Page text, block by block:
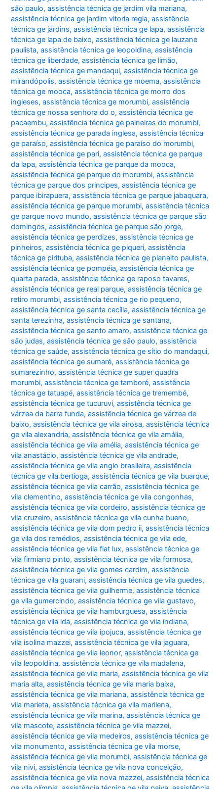
são paulo,assistência técnica ge jardim vila mariana,
assistência técnica ge jardim vitoria regia,assistência
técnica ge jardins,assistência técnica ge lapa,assistência
técnica ge lapa de baixo,assistência técnica ge lauzane
paulista,assistência técnica ge leopoldina,assistência
técnica ge liberdade,assistência técnica ge limão,
assistência técnica ge mandaqui,assistência técnica ge
mirandópolis,assistência técnica ge moema,assistência
técnica ge mooca,assistência técnica ge morro dos
ingleses,assistência técnica ge morumbi,assistência
técnica ge nossa senhora do o,assistência técnica ge
pacaembu,assistência técnica ge paineiras do morumbi,
assistência técnica ge parada inglesa,assistência técnica
ge paraíso,assistência técnica ge paraíso do morumbi,
assistência técnica ge pari,assistência técnica ge parque
da lapa,assistência técnica ge parque da mooca,
assistência técnica ge parque do morumbi,assistência
técnica ge parque dos principes,assistência técnica ge
parque ibirapuera,assistência técnica ge parque jabaquara,
assistência técnica ge parque morumbi,assistência técnica
ge parque novo mundo,assistência técnica ge parque são
domingos,assistência técnica ge parque são jorge,
assistência técnica ge perdizes,assistência técnica ge
pinheiros,assistência técnica ge piqueri,assistência
técnica ge pirituba,assistência técnica ge planalto paulista,
assistência técnica ge pompéia,assistência técnica ge
quarta parada,assistência técnica ge raposo tavares,
assistência técnica ge real parque,assistência técnica ge
retiro morumbi,assistência técnica ge rio pequeno,
assistência técnica ge santa cecília,assistência técnica ge
santa terezinha,assistência técnica ge santana,
assistência técnica ge santo amaro,assistência técnica ge
são judas,assistência técnica ge são paulo,assistência
técnica ge saúde,assistência técnica ge sítio do mandaqui,
assistência técnica ge sumaré,assistência técnica ge
sumarezinho,assistência técnica ge super quadra
morumbi,assistência técnica ge tamboré,assistência
técnica ge tatuapé,assistência técnica ge tremembé,
assistência técnica ge tucuruvi,assistência técnica ge
várzea da barra funda,assistência técnica ge várzea de
baixo,assistência técnica ge vila airosa,assistência técnica
ge vila alexandria,assistência técnica ge vila amália,
assistência técnica ge vila amélia,assistência técnica ge
vila anastácio,assistência técnica ge vila andrade,
assistência técnica ge vila anglo brasileira,assistência
técnica ge vila bertioga,assistência técnica ge vila buarque,
assistência técnica ge vila carrão,assistência técnica ge
vila clementino,assistência técnica ge vila congonhas,
assistência técnica ge vila cordeiro,assistência técnica ge
vila cruzeiro,assistência técnica ge vila cunha bueno,
assistência técnica ge vila dom pedro ii,assistência técnica
ge vila dos remédios,assistência técnica ge vila ede,
assistência técnica ge vila fiat lux,assistência técnica ge
vila firmiano pinto,assistência técnica ge vila formosa,
assistência técnica ge vila gomes cardim,assistência
técnica ge vila guarani,assistência técnica ge vila guedes,
assistência técnica ge vila guilherme,assistência técnica
ge vila gumercindo,assistência técnica ge vila gustavo,
assistência técnica ge vila hamburguesa,assistência
técnica ge vila ida,assistência técnica ge vila indiana,
assistência técnica ge vila ipojuca,assistência técnica ge
vila isolina mazzei,assistência técnica ge vila jaguara,
assistência técnica ge vila leonor,assistência técnica ge
vila leopoldina,assistência técnica ge vila madalena,
assistência técnica ge vila maria,assistência técnica ge vila
maria alta,assistência técnica ge vila maria baixa,
assistência técnica ge vila mariana,assistência técnica ge
vila marieta,assistência técnica ge vila marilena,
assistência técnica ge vila marina,assistência técnica ge
vila mascote,assistência técnica ge vila mazzei,
assistência técnica ge vila medeiros,assistência técnica ge
vila monumento,assistência técnica ge vila morse,
assistência técnica ge vila morumbi,assistência técnica ge
vila nivi,assistência técnica ge vila nova conceição,
assistência técnica ge vila nova mazzei,assistência técnica